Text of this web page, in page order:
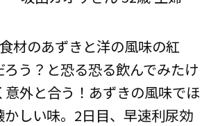
材のあずきと洋の風味の紅
う？と恐る恐る飲んでみたけ
外と合う！あずきの風味でほ
かしい味。2日目、早速利尿効